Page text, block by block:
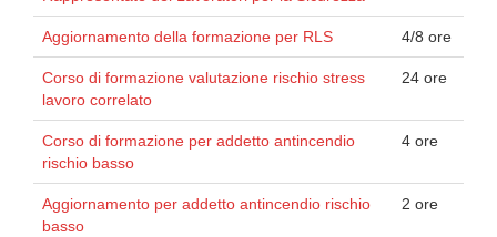
Aggiornamento della formazione per RLS 4/8 ore
Corso di formazione valutazione rischio stress
lavoro correlato
24 ore
Corso di formazione per addetto antincendio
rischio basso
4 ore
Aggiornamento per addetto antincendio rischio
basso
2 ore